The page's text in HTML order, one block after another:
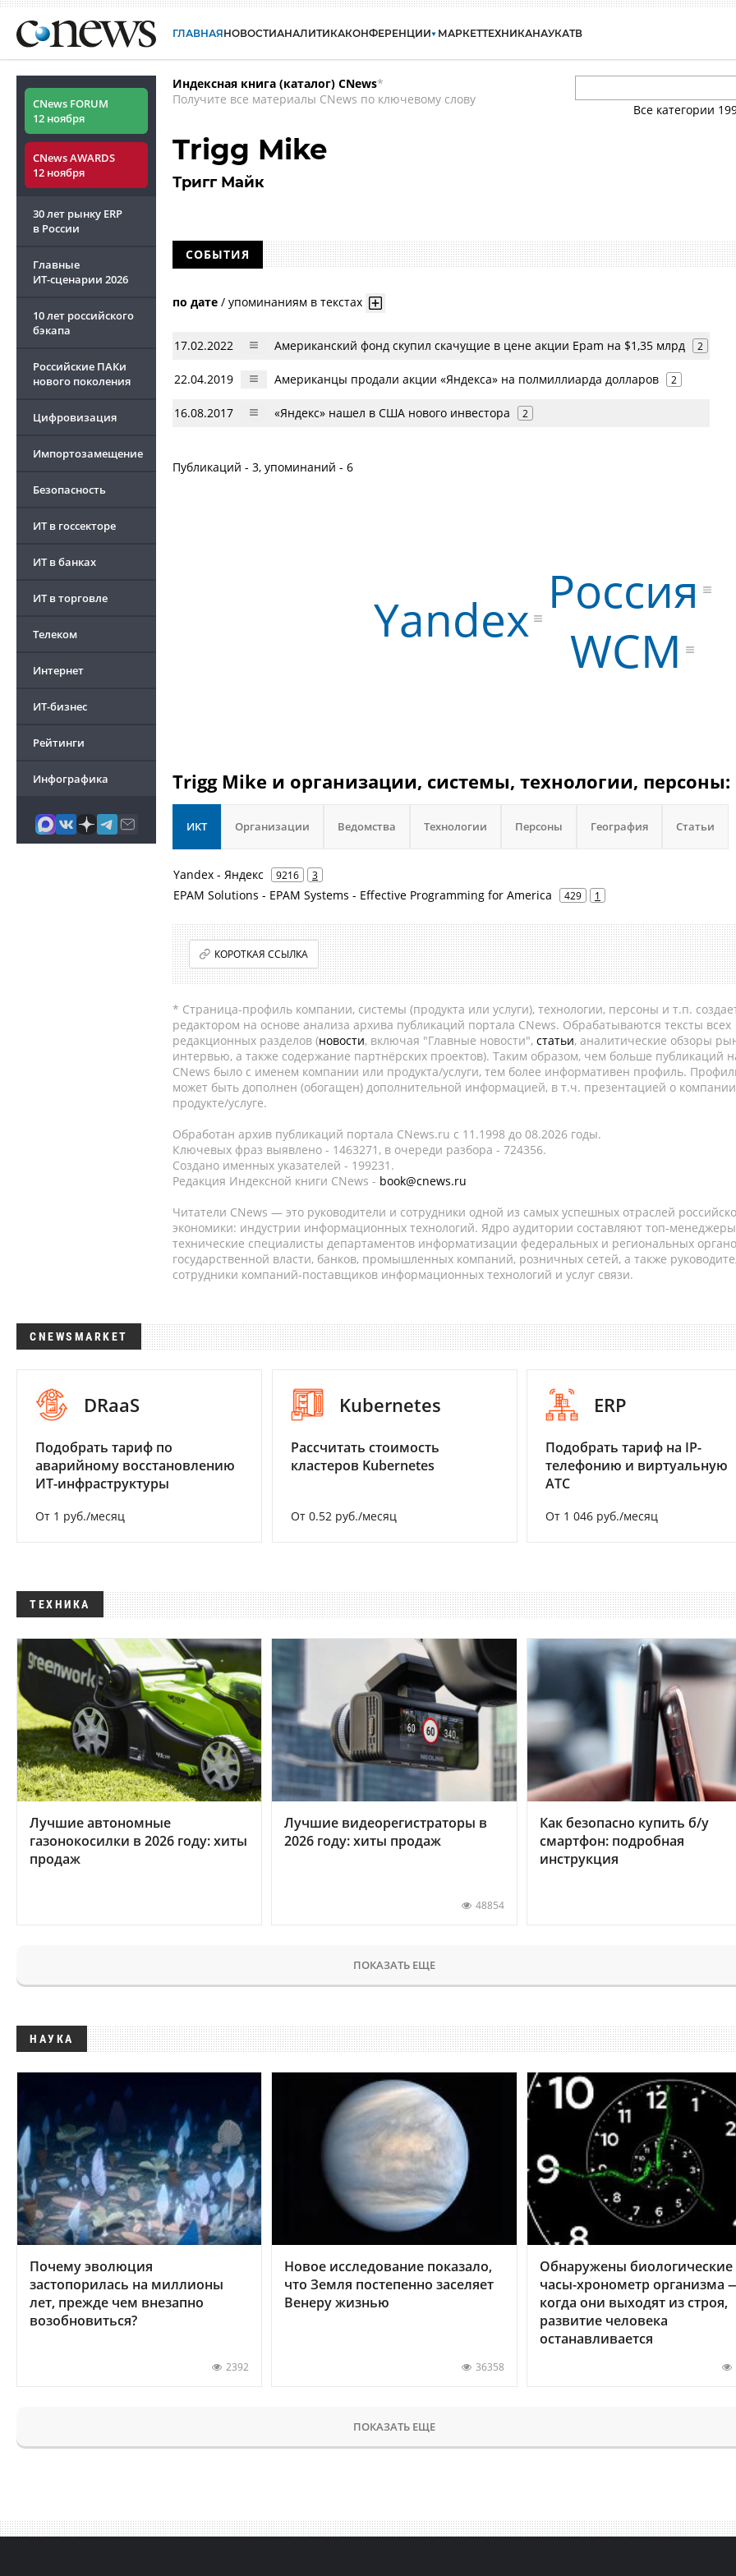
ГЛАВНАЯНОВОСТИАНАЛИТИКАКОНФЕРЕНЦИИ МАРКЕТТЕХНИКАНАУКАТВ
CNews FORUM
12 ноября
CNews AWARDS
12 ноября
30 лет рынку ERP
в России
Главные
ИТ-сценарии 2026
10 лет российского
бэкапа
Российские ПАКи
нового поколения
Цифровизация
Импортозамещение
Безопасность
ИТ в госсекторе
ИТ в банках
ИТ в торговле
Телеком
Интернет
ИТ-бизнес
Рейтинги
Инфографика
Индексная книга (каталог) CNews*
Получите все материалы CNews по ключевому слову
Все категории
Trigg Mike
Тригг Майк
СОБЫТИЯ
по дате / упоминаниям в текстах
17.02.2022 Американский фонд скупил скачущие в цене акции Epam на $1,35 млрд 2
22.04.2019 Американцы продали акции «Яндекса» на полмиллиарда долларов 2
16.08.2017 «Яндекс» нашел в США нового инвестора 2
Публикаций - 3, упоминаний - 6
Yandex WCM
Россия
Trigg Mike и организации, системы, технологии, персоны:
ИКТ Организации Ведомства Технологии Персоны География Статьи
Yandex - Яндекс 9216 3
EPAM Solutions - EPAM Systems - Effective Programming for America 429 1
КОРОТКАЯ ССЫЛКА
* Страница-профиль компании, системы (продукта или услуги), технологии, персоны и т.п.
редактором на основе анализа архива публикаций портала CNews. Обрабатываются тексты всех
редакционных разделов (новости, включая "Главные новости", статьи, аналитические обзоры
интервью, а также содержание партнёрских проектов). Таким образом, чем больше публикаций
CNews было с именем компании или продукта/услуги, тем более информативен профиль.
может быть дополнен (обогащен) дополнительной информацией, в т.ч. презентацией о
продукте/услуге.
Обработан архив публикаций портала CNews.ru c 11.1998 до 08.2026 годы.
Ключевых фраз выявлено - 1463271, в очереди разбора - 724356.
Создано именных указателей - 199231.
Редакция Индексной книги CNews - book@cnews.ru
Читатели CNews — это руководители и сотрудники одной из самых успешных отраслей
экономики: индустрии информационных технологий. Ядро аудитории составляют топ-
технические специалисты департаментов информатизации федеральных и региональных
государственной власти, банков, промышленных компаний, розничных сетей, а также
сотрудники компаний-поставщиков информационных технологий и услуг связи.
CNEWSMARKET
DRaaS
Подобрать тариф по
аварийному восстановлению
ИТ-инфраструктуры
От 1 руб./месяц
Kubernetes
Рассчитать стоимость
кластеров Kubernetes
От 0.52 руб./месяц
ERP
Подобрать тариф на IP-
телефонию и виртуальную
АТС
От 1 046 руб./месяц
ТЕХНИКА
Лучшие автономные
газонокосилки в 2026 году: хиты
продаж
Лучшие видеорегистраторы в
2026 году: хиты продаж
48854
Как безопасно купить б/у
смартфон: подробная
инструкция
ПОКАЗАТЬ ЕЩЕ
НАУКА
Почему эволюция
застопорилась на миллионы
лет, прежде чем внезапно
возобновиться?
2392
Новое исследование показало,
что Земля постепенно заселяет
Венеру жизнью
36358
Обнаружены биологические
часы-хронометр организма
когда они выходят из строя,
развитие человека
останавливается
ПОКАЗАТЬ ЕЩЕ